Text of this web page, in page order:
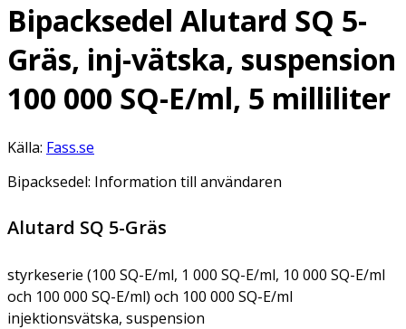
Bipacksedel Alutard SQ 5-
Gräs, inj-vätska, suspension
100 000 SQ-E/ml, 5 milliliter
Källa: Fass.se
Bipacksedel: Information till användaren
Alutard SQ 5-Gräs
styrkeserie (100 SQ-E/ml, 1 000 SQ-E/ml, 10 000 SQ-E/ml
och 100 000 SQ-E/ml) och 100 000 SQ-E/ml
injektionsvätska, suspension